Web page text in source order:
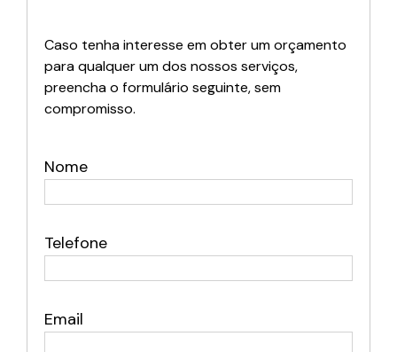
Caso tenha interesse em obter um orçamento
para qualquer um dos nossos serviços,
preencha o formulário seguinte, sem
compromisso.
Nome
Telefone
Email